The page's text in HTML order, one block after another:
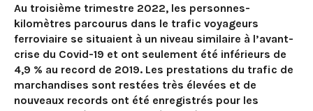
Au troisième trimestre 2022, les personnes-
kilomètres parcourus dans le trafic voyageurs
ferroviaire se situaient à un niveau similaire à l’avant-
crise du Covid-19 et ont seulement été inférieurs de
4,9 % au record de 2019. Les prestations du trafic de
marchandises sont restées très élevées et de
nouveaux records ont été enregistrés pour les